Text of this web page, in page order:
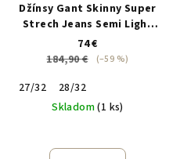
Džínsy Gant Skinny Super
Strech Jeans Semi Light
Blue Broken In
74 €
184,90 €
(–59 %)
27/32
28/32
Skladom(1 ks)